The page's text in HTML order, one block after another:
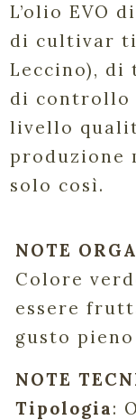
L’olio EVO
di cultivar
Leccino),
di controllo
livello
produzione
solo così.
NOTE
Colore
essere
gusto
NOTE
Tipologia: